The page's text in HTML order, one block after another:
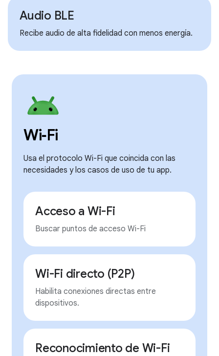
Audio BLE
Recibe audio de alta fidelidad con menos energía.
Wi‑Fi
Usa el protocolo Wi-Fi que coincida con las
necesidades y los casos de uso de tu app.
Acceso a Wi-Fi
Buscar puntos de acceso Wi-Fi
Wi-Fi directo (P2P)
Habilita conexiones directas entre
dispositivos.
Reconocimiento de Wi-Fi